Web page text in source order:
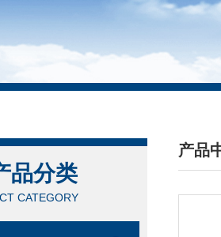
品分类
CATEGORY
产品
/